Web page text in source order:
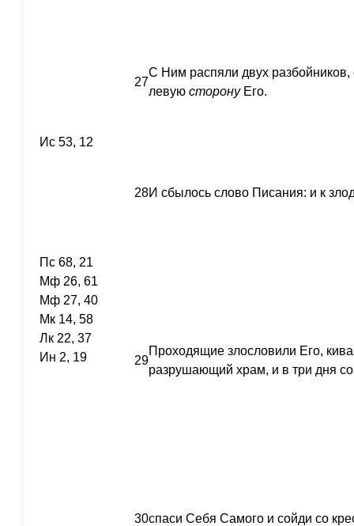
27
С Ним распяли двух разбойников,
левую сторонуЕго.
Ис 53, 12
28И сбылось слово Писания: и к
Пс 68, 21
Мф 26, 61
Мф 27, 40
Мк 14, 58
Лк 22, 37
Ин 2, 19
29
Проходящие злословили Его,
разрушающий храм, и в три дня
30спаси Себя Самого и сойди со